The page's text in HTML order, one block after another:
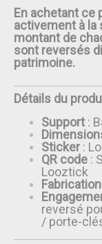
En achetant ce
activement à la
montant de
sont reversés
patrimoine.
Détails du
Support :
Sticker:
QR code :
Looztick
Fabrication
reversé
/ porte-